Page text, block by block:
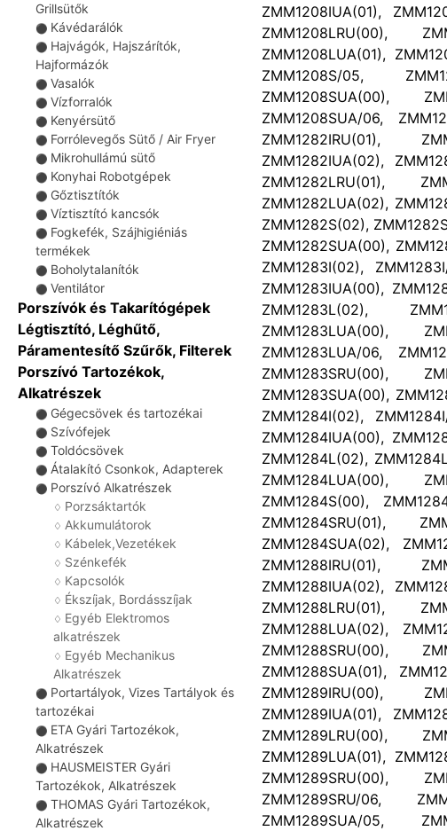
Grillsütők
⚫ Kávédarálók
⚫ Hajvágók, Hajszárítók,
Hajformázók
⚫ Vasalók
⚫ Vízforralók
⚫ Kenyérsütő
⚫ Forrólevegős Sütő / Air Fryer
⚫ Mikrohullámú sütő
⚫ Konyhai Robotgépek
⚫ Gőztisztítók
⚫ Víztisztító kancsók
⚫ Fogkefék, Szájhigiéniás
termékek
⚫ Boholytalanítók
⚫ Ventilátor
Porszívók és Takarítógépek
Légtisztító, Léghűtő,
Páramentesítő Szűrők, Filterek
Porszívó Tartozékok,
Alkatrészek
⚫ Gégecsövek és tartozékai
⚫ Szívófejek
⚫ Toldócsövek
⚫ Átalakító Csonkok, Adapterek
⚫ Porszívó Alkatrészek
♢ Porzsáktartók
♢ Akkumulátorok
♢ Kábelek,Vezetékek
♢ Szénkefék
♢ Kapcsolók
♢ Ékszíjak, Bordásszíjak
♢ Egyéb Elektromos
alkatrészek
♢ Egyéb Mechanikus
Alkatrészek
⚫ Portartályok, Vizes Tartályok és
tartozékai
⚫ ETA Gyári Tartozékok,
Alkatrészek
⚫ HAUSMEISTER Gyári
Tartozékok, Alkatrészek
⚫ THOMAS Gyári Tartozékok,
Alkatrészek
ZMM1208IUA(01),
ZMM1208LRU(00),
ZMM1208LUA(01),
ZMM1208S/05,
ZMM1208SUA(00),
ZMM1208SUA/06,
ZMM1282IRU(01),
ZMM1282IUA(02),
ZMM1282LRU(01),
ZMM1282LUA(02),
ZMM1282S(02),
ZMM1282SUA(00),
ZMM1283I(02),
ZMM1283IUA(00),
ZMM1283L(02),
ZMM1283LUA(00),
ZMM1283LUA/06,
ZMM1283SRU(00),
ZMM1283SUA(00),
ZMM1284I(02),
ZMM1284IUA(00),
ZMM1284L(02),
ZMM1284LUA(00),
ZMM1284S(00),
ZMM1284SRU(01),
ZMM1284SUA(02),
ZMM1288IRU(01),
ZMM1288IUA(02),
ZMM1288LRU(01),
ZMM1288LUA(02),
ZMM1288SRU(00),
ZMM1288SUA(01),
ZMM1289IRU(00),
ZMM1289IUA(01),
ZMM1289LRU(00),
ZMM1289LUA(01),
ZMM1289SRU(00),
ZMM1289SRU/06,
ZMM1289SUA/05,